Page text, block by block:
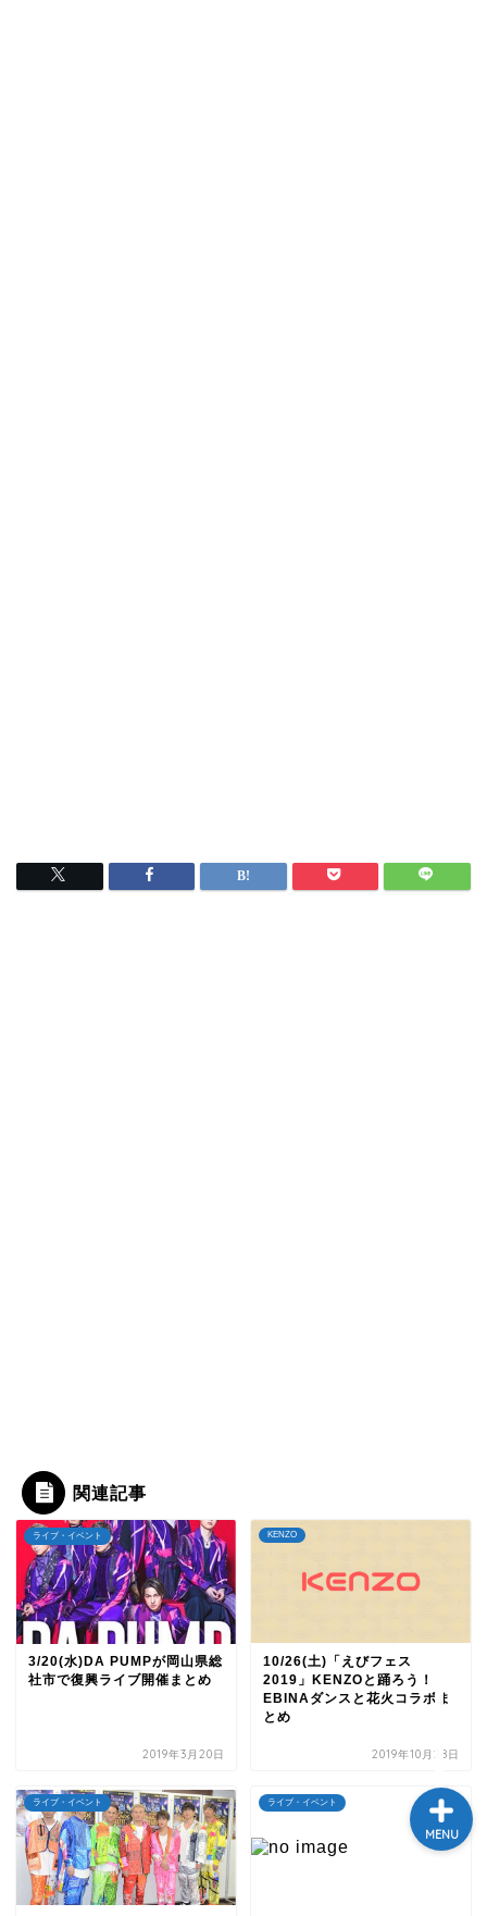
関連記事
ライブ・イベント
3/20(水)DA PUMPが岡山県総
社市で復興ライブ開催まとめ
2019年3月20日
KENZO
10/26(土)「えびフェス
2019」KENZOと踊ろう！
EBINAダンスと花火コラボま
とめ
2019年10月28日
ライブ・イベント ライブ・イベント
MENU
ラジオ
メゾン・ド・ミュージック
～DA PUMP YORIの晴れ
ライブ・イベント